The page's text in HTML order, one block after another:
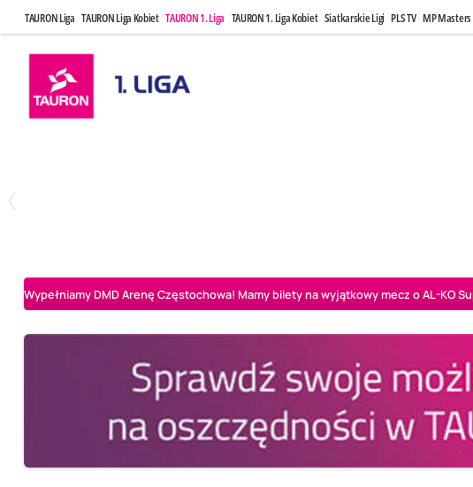
TAURON Liga TAURON Liga Kobiet TAURON 1. Liga TAURON 1. Liga Kobiet Siatkarskie Ligi PLS TV MP Masters
Wypełniamy DMD Arenę Częstochowa! Mamy bilety na wyjątkowy mecz o AL-KO